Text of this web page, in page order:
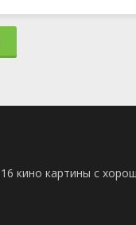
кино картины с